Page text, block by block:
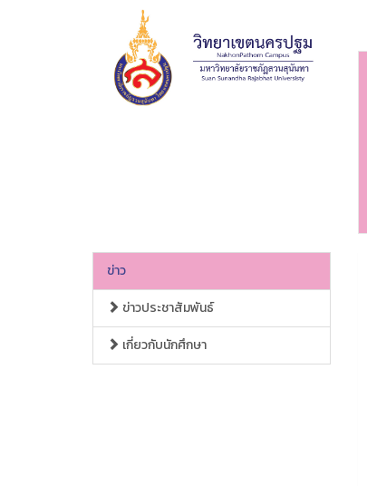
ข่าว
ข่าวประชาสัมพันธ์
เกี่ยวกับนักศึกษา